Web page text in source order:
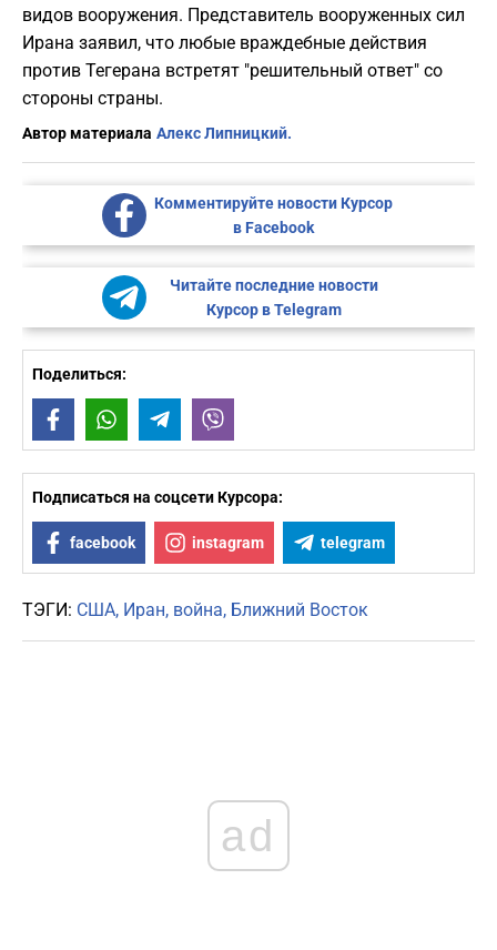
видов вооружения. Представитель вооруженных сил
Ирана заявил, что любые враждебные действия
против Тегерана встретят "решительный ответ" со
стороны страны.
Автор материала Алекс Липницкий.
Комментируйте новости Курсор
в Facebook
Читайте последние новости
Курсор в Telegram
Поделиться:
FacebookWhatsAppTelegram
Подписаться на соцсети Курсора:
facebook instagram telegram
ТЭГИ: США Иран война Ближний Восток
ad